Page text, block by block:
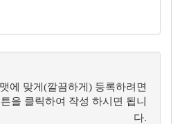
에 맞게(깔끔하게) 등록하려면
을 클릭하여 작성 하시면 됩니
다.